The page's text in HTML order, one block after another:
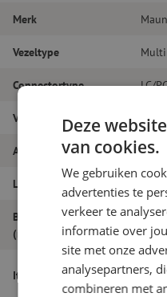
Merk
Vezeltype
Connectortype LC/
Vezelsoort OM3
Aantal vezels Duplex
Lengte
Buitendiameter
(mm)
1.8
Itemnaam
Deze
van cookies.
We gebruiken
advertenties te
verkeer te
informatie over
site met onze
analysepartners,
combineren met